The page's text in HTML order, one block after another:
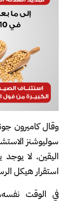
وقال كاميرون
سوليوشنز
اليقين. لا
استقرار هيكل
في الوقت